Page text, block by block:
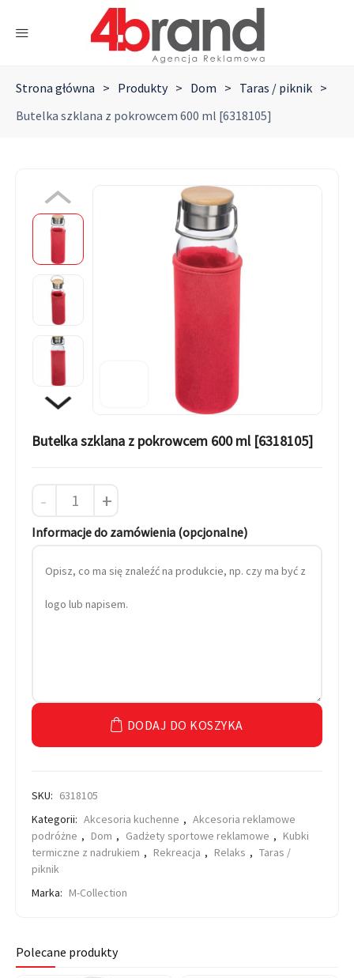
Strona główna > Produkty > Dom > Taras / piknik >
Butelka szklana z pokrowcem 600 ml [6318105]
Butelka szklana z pokrowcem 600 ml [6318105]
- +
Informacje do zamówienia (opcjonalne)
DODAJ DO KOSZYKA
SKU: 6318105
Kategorii: Akcesoria kuchenne , Akcesoria reklamowe
podróżne , Dom , Gadżety sportowe reklamowe , Kubki
termiczne z nadrukiem , Rekreacja , Relaks , Taras /
piknik
Marka: M-Collection
Polecane produkty